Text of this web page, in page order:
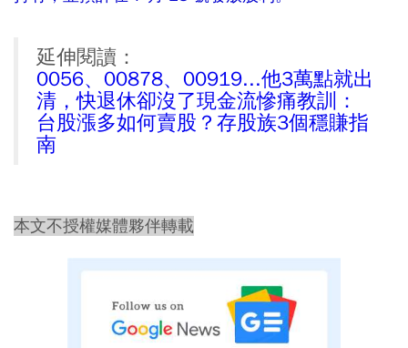
延伸閱讀：
0056、00878、00919...他3萬點就出
清，快退休卻沒了現金流慘痛教訓：
台股漲多如何賣股？存股族3個穩賺指
南
本文不授權媒體夥伴轉載